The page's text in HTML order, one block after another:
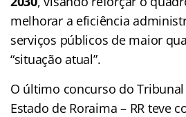
melhorar a eficiência
serviços públicos de maior
“situação atual”.
O último concurso do
Estado de Roraima – RR teve